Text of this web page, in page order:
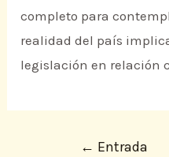
completo para
realidad del país
legislación en relación
← Entrada